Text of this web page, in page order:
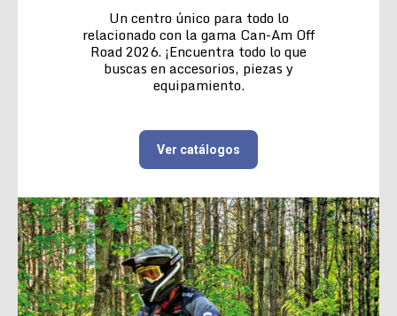
Un centro único para todo lo
relacionado con la gama Can-Am Off
Road 2026. ¡Encuentra todo lo que
buscas en accesorios, piezas y
equipamiento.
Ver catálogos